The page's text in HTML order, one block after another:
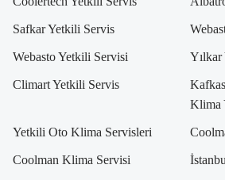
Safkar Yetkili Servis
Webasto Yetkili Servisi
Climart Yetkili Servis
Klima
Yetkili Oto Klima Servisleri
Coolman Klima Servisi